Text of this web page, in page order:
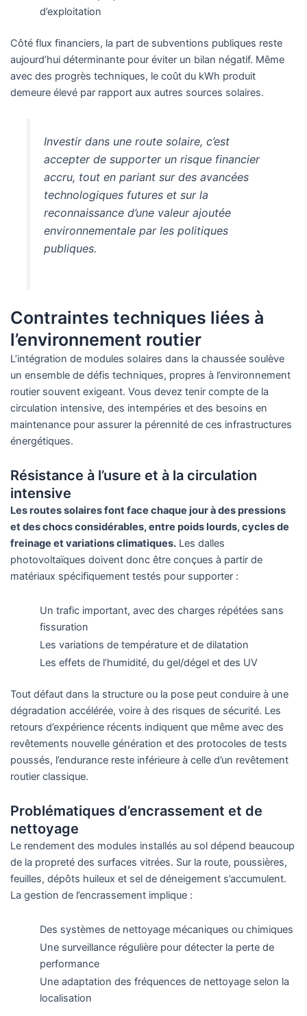
d’exploitation
Côté flux financiers, la part de subventions publiques reste
aujourd’hui déterminante pour éviter un bilan négatif. Même
avec des progrès techniques, le coût du kWh produit
demeure élevé par rapport aux autres sources solaires.
Investir dans une route solaire, c’est
accepter de supporter un risque financier
accru, tout en pariant sur des avancées
technologiques futures et sur la
reconnaissance d’une valeur ajoutée
environnementale par les politiques
publiques.
Contraintes techniques liées à
l’environnement routier
L’intégration de modules solaires dans la chaussée soulève
un ensemble de défis techniques, propres à l’environnement
routier souvent exigeant. Vous devez tenir compte de la
circulation intensive, des intempéries et des besoins en
maintenance pour assurer la pérennité de ces infrastructures
énergétiques.
Résistance à l’usure et à la circulation
intensive
Les routes solaires font face chaque jour à des pressions
et des chocs considérables, entre poids lourds, cycles de
freinage et variations climatiques.Les dalles
photovoltaïques doivent donc être conçues à partir de
matériaux spécifiquement testés pour supporter :
Un trafic important, avec des charges répétées sans
fissuration
Les variations de température et de dilatation
Les effets de l’humidité, du gel/dégel et des UV
Tout défaut dans la structure ou la pose peut conduire à une
dégradation accélérée, voire à des risques de sécurité. Les
retours d’expérience récents indiquent que même avec des
revêtements nouvelle génération et des protocoles de tests
poussés, l’endurance reste inférieure à celle d’un revêtement
routier classique.
Problématiques d’encrassement et de
nettoyage
Le rendement des modules installés au sol dépend beaucoup
de la propreté des surfaces vitrées. Sur la route, poussières,
feuilles, dépôts huileux et sel de déneigement s’accumulent.
La gestion de l’encrassement implique :
Des systèmes de nettoyage mécaniques ou chimiques
Une surveillance régulière pour détecter la perte de
performance
Une adaptation des fréquences de nettoyage selon la
localisation